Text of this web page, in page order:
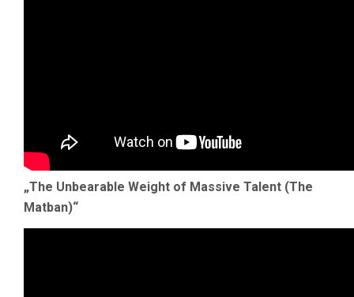
„The Unbearable Weight of Massive Talent (The
Matban)“